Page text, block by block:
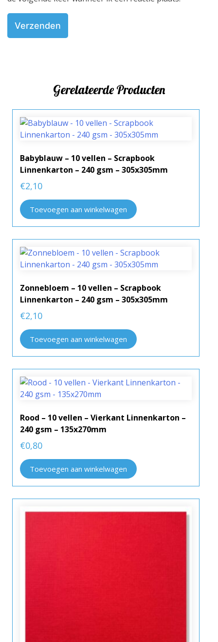
Gerelateerde Producten
Babyblauw – 10 vellen – Scrapbook
Linnenkarton – 240 gsm – 305x305mm
€2,10
Toevoegen aan winkelwagen
Zonnebloem – 10 vellen – Scrapbook
Linnenkarton – 240 gsm – 305x305mm
€2,10
Toevoegen aan winkelwagen
Rood – 10 vellen – Vierkant Linnenkarton –
240 gsm – 135x270mm
€0,80
Toevoegen aan winkelwagen